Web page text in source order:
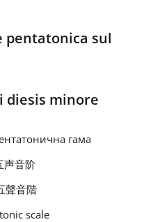
pentatonica sul
diesis minore
гама
声音阶
聲音階
scale